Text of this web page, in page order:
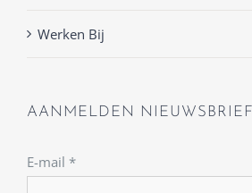
Werken Bij
AANMELDEN NIEUWSBRIEF
E-mail *